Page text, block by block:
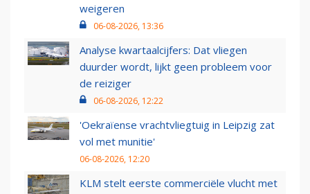
weigeren
06-08-2026, 13:36
Analyse kwartaalcijfers: Dat vliegen
duurder wordt, lijkt geen probleem voor
de reiziger
06-08-2026, 12:22
'Oekraïense vrachtvliegtuig in Leipzig zat
vol met munitie'
06-08-2026, 12:20
KLM stelt eerste commerciële vlucht met